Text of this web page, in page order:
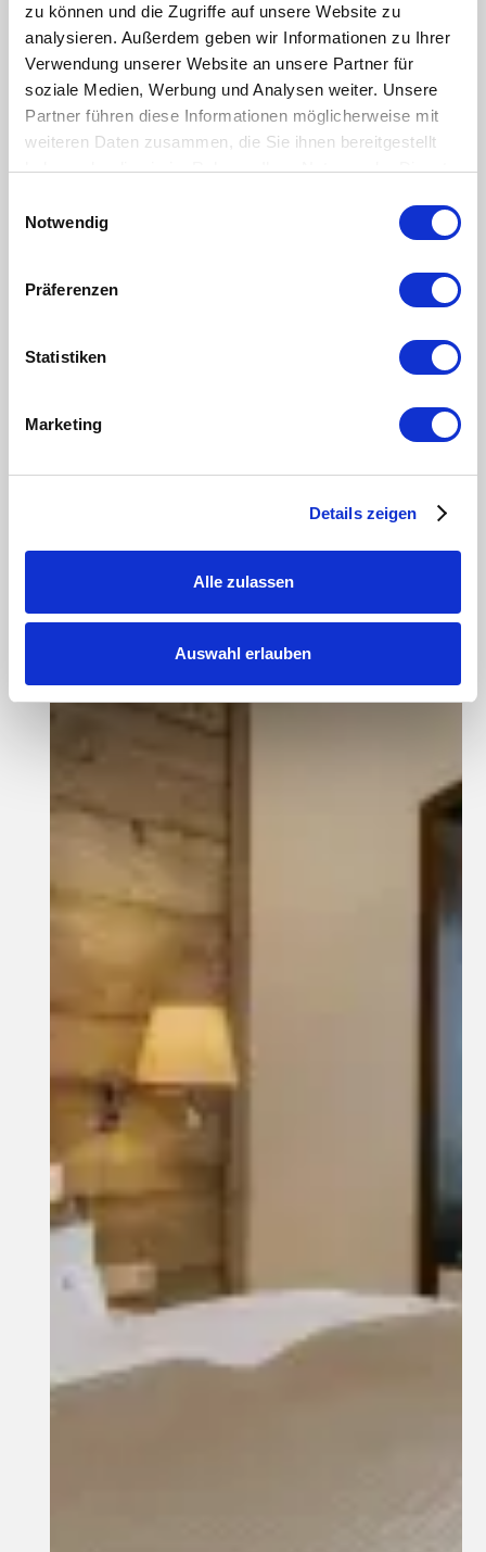
zu können und die Zugriffe auf unsere Website zu
analysieren. Außerdem geben wir Informationen zu Ihrer
Verwendung unserer Website an unsere Partner für
soziale Medien, Werbung und Analysen weiter. Unsere
Partner führen diese Informationen möglicherweise mit
weiteren Daten zusammen, die Sie ihnen bereitgestellt
haben oder die sie im Rahmen Ihrer Nutzung der Dienste
Notwendig
Präferenzen
Statistiken
Marketing
Details zeigen
Alle zulassen
Auswahl erlauben
Weitere Zimmer